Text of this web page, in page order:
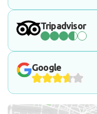
Tripadvisor
Google